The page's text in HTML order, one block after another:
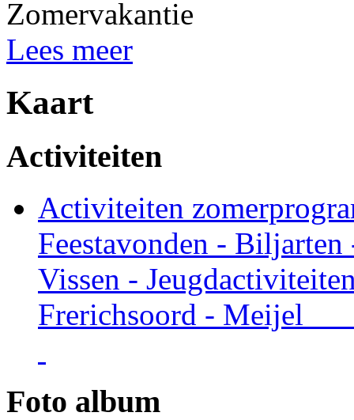
Zomervakantie
Lees meer
Kaart
Activiteiten
Activiteiten
Feestavonden - Biljarten
Vissen -
Frerichsoord -
Foto album